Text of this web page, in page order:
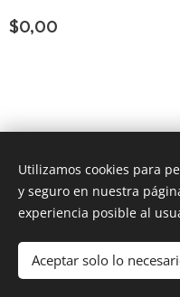
$0,00
Consultar Group ®
Powered by
Utilizamos cookies para
y seguro en nuestra
experiencia posible al
Aceptar solo lo